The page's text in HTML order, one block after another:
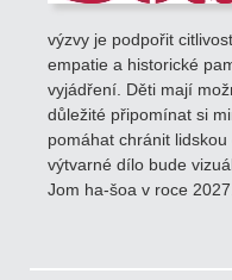
výzvy je podpořit
empatie a historické
vyjádření. Děti mají
důležité připomínat si
pomáhat chránit
výtvarné dílo bude
Jom ha-šoa v roce 2027.